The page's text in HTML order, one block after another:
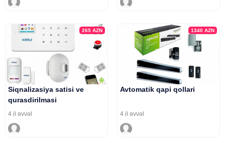
265AZN
Siqnalizasiya satisi ve
qurasdirilmasi
4 il əvvəl
1340 AZN
Avtomatik qapi qollari
4 il əvvəl